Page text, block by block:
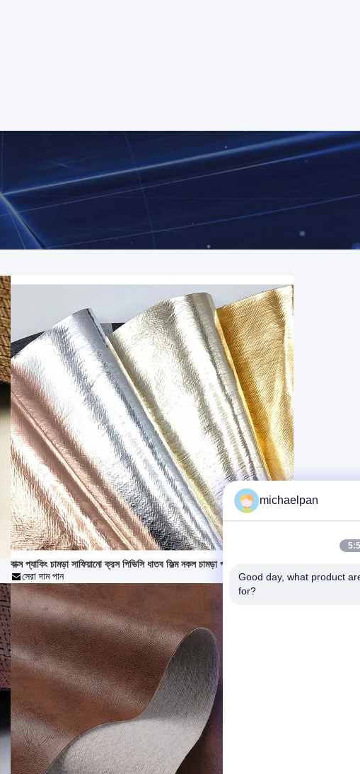
বাক্স প্যাকিং চামড়া সাফিয়ানো ক্রস পিভিসি ধাতব ফিল্ম নকল চামড়া প্রকল্প
সেরা দাম পান
michaelpan
Good day, what product
for?